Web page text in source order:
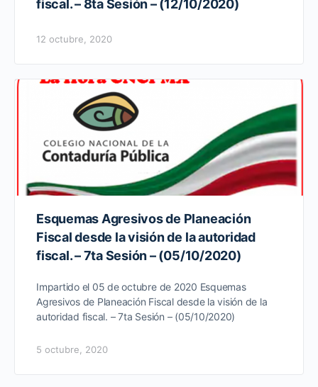
fiscal. – 8ta Sesión – (12/10/2020)
12 octubre, 2020
Esquemas Agresivos de Planeación
Fiscal desde la visión de la autoridad
fiscal. – 7ta Sesión – (05/10/2020)
Impartido el 05 de octubre de 2020 Esquemas
Agresivos de Planeación Fiscal desde la visión de la
autoridad fiscal. – 7ta Sesión – (05/10/2020)
5 octubre, 2020